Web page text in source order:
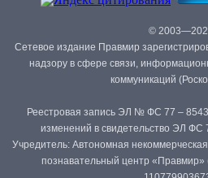
©
Сетевое издание Правмир
надзору в сфере связи,
коммуникаций
Реестровая запись ЭЛ № ФС 77 –
изменений в свидетельство ЭЛ ФС
Учредитель: Автономная
познавательный центр